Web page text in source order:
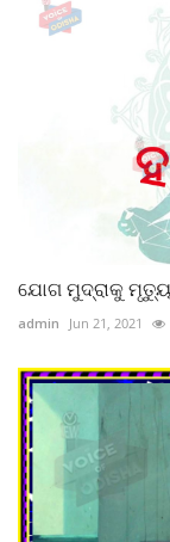
ଯୋଗ ମୁଦ୍ରାକୁ ମୃତୁ୍ୟ
admin Jun 21, 2021